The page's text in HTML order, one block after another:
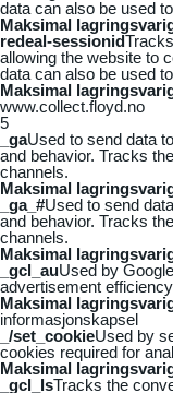
data can also be used
Maksimal
redeal-sessionid
allowing the website to
data can also be used
Maksimal
www.collect.floyd.no
5
_gaUsed to send data
and behavior. Tracks
channels.
Maksimal
_ga_#Used to send
and behavior. Tracks
channels.
Maksimal
_gcl_auUsed by
advertisement
Maksimal
informasjonskapsel
_/set_cookieUsed by
cookies required for
Maksimal
_gcl_lsTracks the